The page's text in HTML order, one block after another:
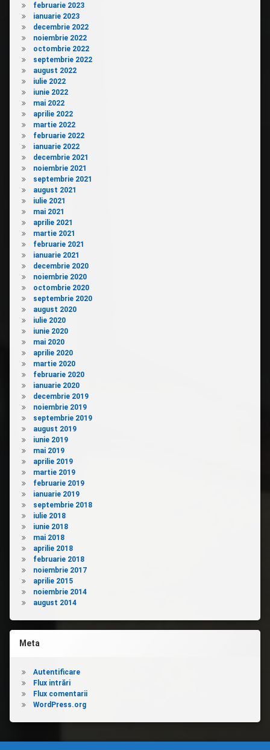
februarie 2023
ianuarie 2023
decembrie 2022
noiembrie 2022
octombrie 2022
septembrie 2022
august 2022
iulie 2022
iunie 2022
mai 2022
aprilie 2022
martie 2022
februarie 2022
ianuarie 2022
decembrie 2021
noiembrie 2021
septembrie 2021
august 2021
iulie 2021
mai 2021
aprilie 2021
martie 2021
februarie 2021
ianuarie 2021
decembrie 2020
noiembrie 2020
octombrie 2020
septembrie 2020
august 2020
iulie 2020
iunie 2020
mai 2020
aprilie 2020
martie 2020
februarie 2020
ianuarie 2020
decembrie 2019
noiembrie 2019
septembrie 2019
august 2019
iunie 2019
mai 2019
aprilie 2019
martie 2019
februarie 2019
ianuarie 2019
septembrie 2018
iulie 2018
iunie 2018
mai 2018
aprilie 2018
februarie 2018
noiembrie 2017
aprilie 2015
noiembrie 2014
august 2014
Meta
Autentificare
Flux intrări
Flux comentarii
WordPress.org